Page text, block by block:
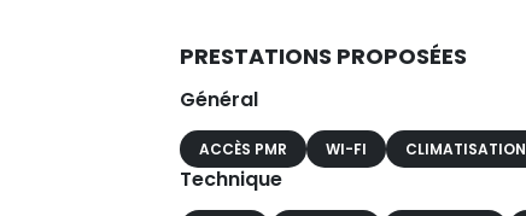
PRESTATIONS PROPOSÉES
Général
ACCÈS PMR WI-FI CLIMATISATION
Technique